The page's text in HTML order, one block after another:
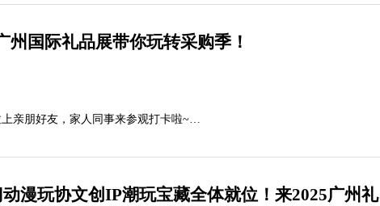
州国际礼品展带你玩转采购季！
亲朋好友，家人同事来参观打卡啦~
漫玩协文创IP潮玩宝藏全体就位！来2025广州礼